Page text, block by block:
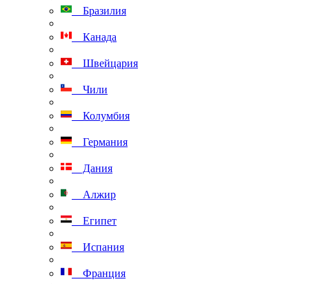
Бразилия
Канада
Швейцария
Чили
Колумбия
Германия
Дания
Алжир
Египет
Испания
Франция